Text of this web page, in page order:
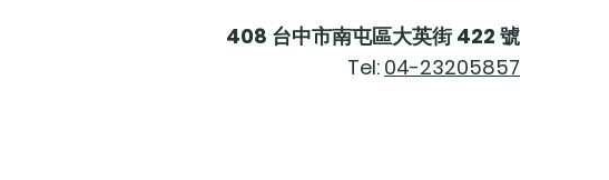
408 台中市南屯區大英街422 號
Tel: 04-23205857